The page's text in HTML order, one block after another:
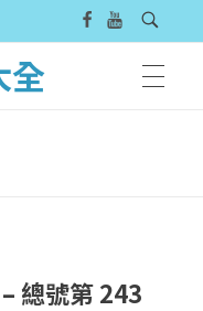
全
總號第 243